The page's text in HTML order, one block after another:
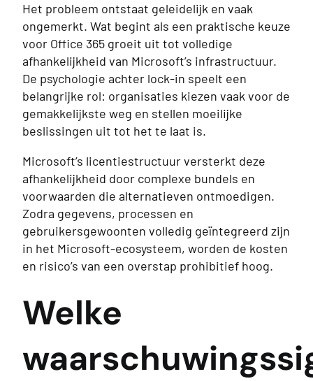
Het probleem ontstaat geleidelijk en vaak
ongemerkt. Wat begint als een praktische keuze
voor Office 365 groeit uit tot volledige
afhankelijkheid van Microsoft’s infrastructuur.
De psychologie achter lock-in speelt een
belangrijke rol: organisaties kiezen vaak voor de
gemakkelijkste weg en stellen moeilijke
beslissingen uit tot het te laat is.
Microsoft’s licentiestructuur versterkt deze
afhankelijkheid door complexe bundels en
voorwaarden die alternatieven ontmoedigen.
Zodra gegevens, processen en
gebruikersgewoonten volledig geïntegreerd zijn
in het Microsoft-ecosysteem, worden de kosten
en risico’s van een overstap prohibitief hoog.
Welke